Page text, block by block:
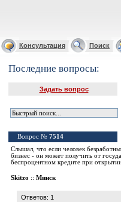
Консультация Поиск
Последние вопросы:
Задать вопрос
Вопрос № 7514
Слышал, что если человек
бизнес - он может получить от
беспроцентном кредите при
Skitzo :: Минск
Ответов: 1